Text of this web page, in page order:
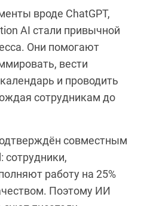
вроде ChatGPT,
AI стали привычной
Они помогают
вести
и проводить
сотрудникам до
совместным
сотрудники,
работу на 25%
Поэтому ИИ